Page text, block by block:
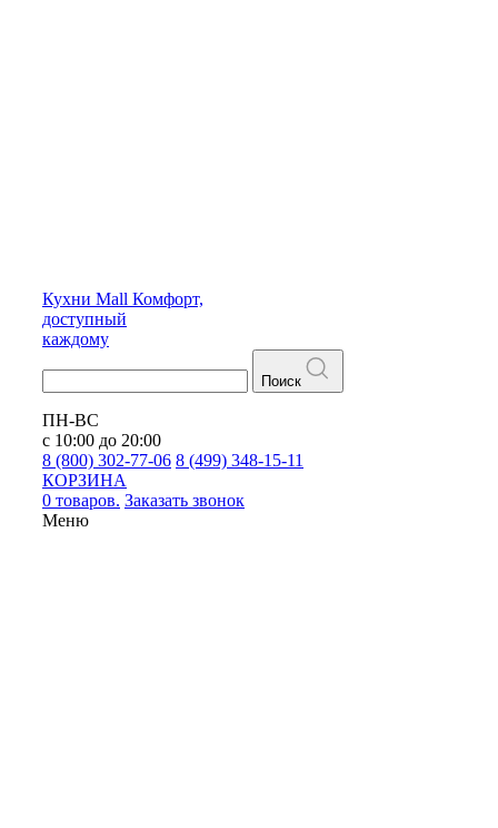
Кухни Mall Комфорт,
доступный
каждому
Поиск
ПН-ВС
с 10:00 до 20:00
8 (800) 302-77-06 8 (499) 348-15-11
КОРЗИНА
0 товаров. Заказать звонок
Меню